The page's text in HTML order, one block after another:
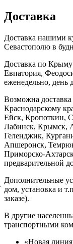
Доставка
Доставка нашими
Севастополю в
Доставка по
Евпатория,
еженедельно, день
Возможна доставка
Краснодарскому
Ейск, Кропоткин,
Лабинск, Крымск,
Геленджик,
Апшеронск,
Приморско-
предварительной
Дополнительные
дом, установка и
заказе).
В другие
транспортными
«Новая